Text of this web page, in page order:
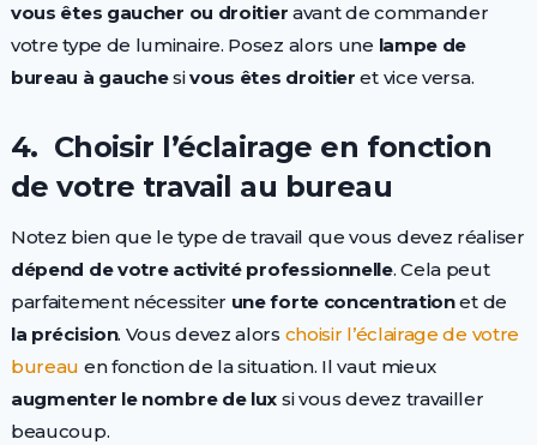
vous êtes gaucher ou droitier avant de commander
votre type de luminaire. Posez alors une lampe de
bureau à gauchesivous êtes droitier et vice versa.
4. Choisir l’éclairage en fonction
de votre travail au bureau
Notez bien que le type de travail que vous devez réaliser
dépend devotre activité professionnelle. Cela peut
parfaitement nécessiter uneforte concentrationet de
la précision. Vous devez alors choisir l’éclairage de votre
bureau en fonction de la situation. Il vaut mieux
augmenter le nombre de lux si vous devez travailler
beaucoup.